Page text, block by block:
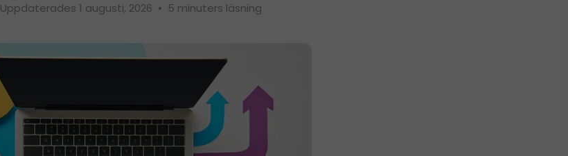
Uppdaterades 1 augusti, 2026 • 5 minuters läsning